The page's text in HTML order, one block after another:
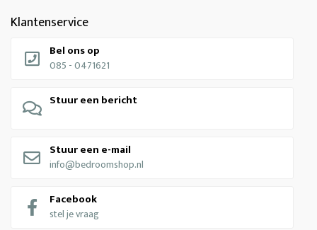
Klantenservice
Bel ons op
085 - 0471621
Stuur een bericht
Stuur een e-mail
info@bedroomshop.nl
Facebook
stel je vraag